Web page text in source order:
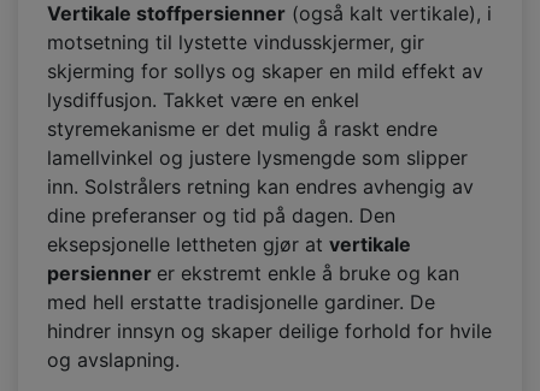
Vertikale stoffpersienner (også kalt vertikale), i
motsetning til lystette vindusskjermer, gir
skjerming for sollys og skaper en mild effekt av
lysdiffusjon. Takket være en enkel
styremekanisme er det mulig å raskt endre
lamellvinkel og justere lysmengde som slipper
inn. Solstrålers retning kan endres avhengig av
dine preferanser og tid på dagen. Den
eksepsjonelle lettheten gjør at vertikale
persienner er ekstremt enkle å bruke og kan
med hell erstatte tradisjonelle gardiner. De
hindrer innsyn og skaper deilige forhold for hvile
og avslapning.